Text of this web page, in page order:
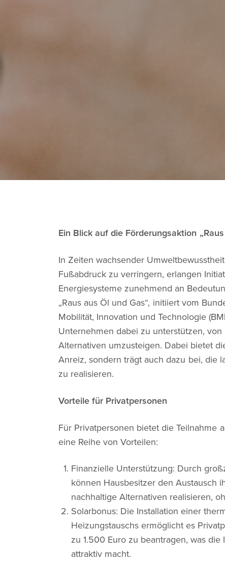
Ein Blick auf die Förderungsaktion
In Zeiten wachsender
Fußabdruck zu verringern, erlangen
Energiesysteme zunehmend an
„Raus aus Öl und Gas“, initiiert vom
Mobilität, Innovation und Technologie
Unternehmen dabei zu unterstützen,
Alternativen umzusteigen. Dabei bietet
Anreiz, sondern trägt auch dazu bei, die
zu realisieren.
Vorteile für Privatpersonen
Für Privatpersonen bietet die Teilnahme
eine Reihe von Vorteilen:
Finanzielle Unterstützung: Durch
können Hausbesitzer den Austausch
nachhaltige Alternativen realisieren,
Solarbonus: Die Installation einer
Heizungstauschs ermöglicht es
zu 1.500 Euro zu beantragen, was
attraktiv macht.